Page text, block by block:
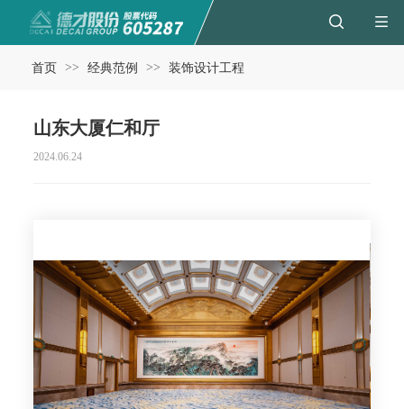
首页 >> 经典范例 >> 装饰设计工程
山东大厦仁和厅
2024.06.24